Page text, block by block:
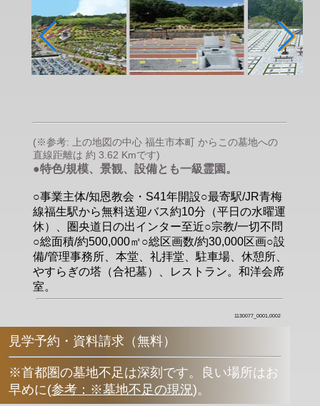
(※参考: 上の地図の中心 福生市本町 からこの墓地への
直線距離は 約 3.62 Kmです)
●特色/規模、景観、設備とも一級霊園。
○事業主体/知恩教会・S41年開設○最寄駅/JR青梅
線福生駅から無料送迎バス約10分（平日の水曜運
休）、圏央道日の出インター至近○宗教/一切不問
○総面積/約500,000㎡○総区画数/約30,000区画○設
備/管理事務所、本堂、礼拝堂、駐車場、休憩所、
やすらぎの塔（合祀墓）、レストラン。和洋会席
室。
1130077_0001,0002
見学予約・資料請求（無料）
※首都圏の墓地不足は深刻です。良い場所はお
早めに(参考：※墓地不足の現況)。